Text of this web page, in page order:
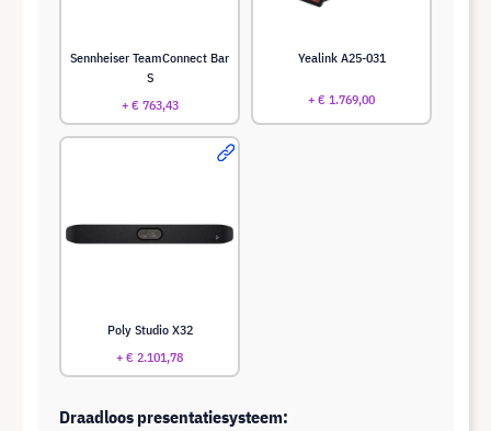
Sennheiser TeamConnect Bar
S
+ € 763,43
Yealink A25-031
+ € 1.769,00
Poly Studio X32
+ € 2.101,78
Draadloos presentatiesysteem: